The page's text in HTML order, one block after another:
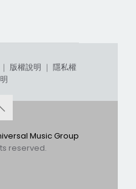
｜ 版權說明 ｜ 隱私權
Music Group
reserved.